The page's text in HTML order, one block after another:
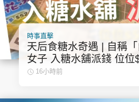
時事直擊
天后食糖水奇遇 | 自稱「
女子 入糖水舖派錢 位位
16小時前